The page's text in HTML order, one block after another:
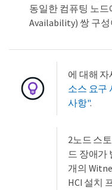
동일한 컴퓨팅 노
Availability) 쌍 구
에 대해
소스 요구
사항".
2노드 스
드 장애가
개의
HCI 설치